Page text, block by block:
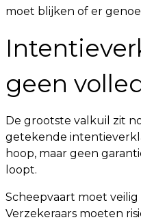
moet blijken of er
geen
De grootste valkuil zit
getekende
hoop, maar geen
loopt.
Scheepvaart moet
Verzekeraars moeten